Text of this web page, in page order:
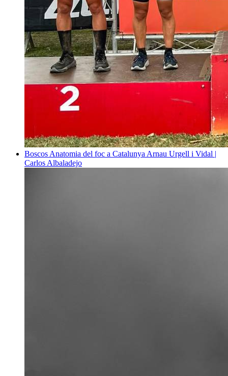
Boscos Anatomia del foc a Catalunya Arnau Urgell i Vidal |
Carlos Albaladejo